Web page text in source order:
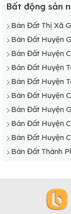
Bất động sản
Bán Đất Thị Xã
Bán Đất Huyện
Bán Đất Huyện
Bán Đất Huyện
Bán Đất Huyện
Bán Đất Huyện
Bán Đất Huyện
Bán Đất Huyện
Bán Đất Huyện
Bán Đất Thành